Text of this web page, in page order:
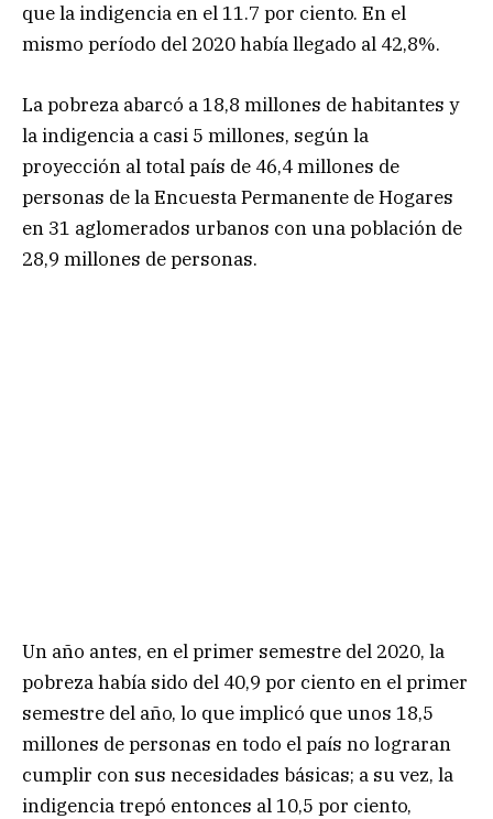
que la indigencia en el 11.7 por ciento. En el
mismo período del 2020 había llegado al 42,8%.
La pobreza abarcó a 18,8 millones de habitantes y
la indigencia a casi 5 millones, según la
proyección al total país de 46,4 millones de
personas de la Encuesta Permanente de Hogares
en 31 aglomerados urbanos con una población de
28,9 millones de personas.
Un año antes, en el primer semestre del 2020, la
pobreza había sido del 40,9 por ciento en el primer
semestre del año, lo que implicó que unos 18,5
millones de personas en todo el país no lograran
cumplir con sus necesidades básicas; a su vez, la
indigencia trepó entonces al 10,5 por ciento,